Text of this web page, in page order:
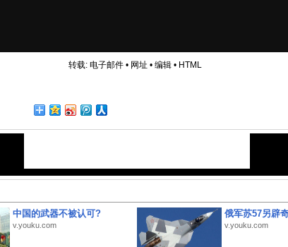
转载: 电子邮件• 网址 • 编辑• HTML
中国的武器不被认可?
v.youku.com
俄军苏57另辟
v.youku.com